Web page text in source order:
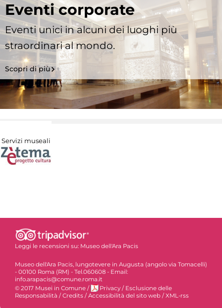
Eventi corporate
Eventi unici in alcuni dei luoghi più
straordinari al mondo.
Scopri di più
Servizi museali
Leggi le recensioni su: Museo dell'Ara Pacis
Museo dell'Ara Pacis, lungotevere in Augusta (angolo via Tomacelli)
- 00100 Roma (RM) - Tel.060608 - Email:
info.arapacis@comune.roma.it
© 2017 Musei in Comune / Privacy / Esclusione delle
Responsabilità / Credits / Accessibilità del sito web / XML-rss